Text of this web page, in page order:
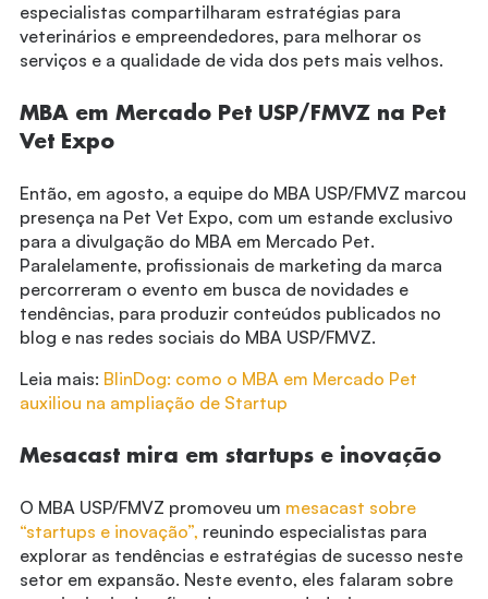
especialistas compartilharam estratégias para
veterinários e empreendedores, para melhorar os
serviços e a qualidade de vida dos pets mais velhos.
MBA em Mercado Pet USP/FMVZ na Pet
Vet Expo
Então, em agosto, a equipe do MBA USP/FMVZ marcou
presença na Pet Vet Expo, com um estande exclusivo
para a divulgação do MBA em Mercado Pet.
Paralelamente, profissionais de marketing da marca
percorreram o evento em busca de novidades e
tendências, para produzir conteúdos publicados no
blog e nas redes sociais do MBA USP/FMVZ.
Leia mais: BlinDog: como o MBA em Mercado Pet
auxiliou na ampliação de Startup
Mesacast mira em startups e inovação
O MBA USP/FMVZ promoveu um mesacast sobre
“startups e inovação”, reunindo especialistas para
explorar as tendências e estratégias de sucesso neste
setor em expansão. Neste evento, eles falaram sobre